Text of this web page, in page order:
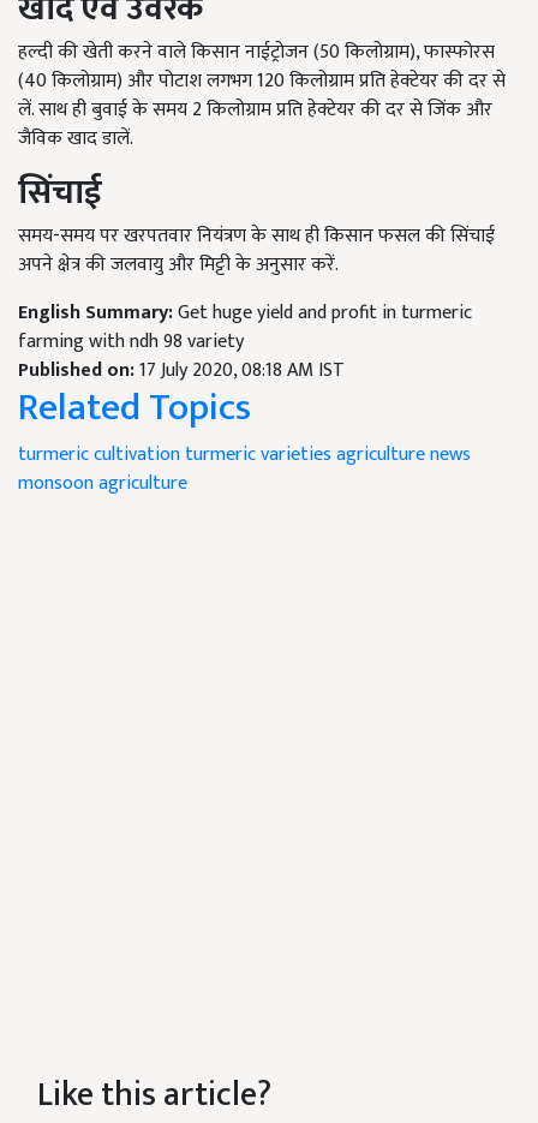
हल्दी की खेती करने वाले किसान नाईट्रोजन (50 किलोग्राम), फास्फोरस
(40 किलोग्राम) और पोटाश लगभग 120 किलोग्राम प्रति हेक्टेयर की दर से
लें. साथ ही बुवाई के समय 2 किलोग्राम प्रति हेक्टेयर की दर से जिंक और
जैविक खाद डालें.
सिंचाई
समय-समय पर खरपतवार नियंत्रण के साथ ही किसान फसल की सिंचाई
अपने क्षेत्र की जलवायु और मिट्टी के अनुसार करें.
English Summary:Get huge yield and profit in turmeric
farming with ndh 98 variety
Published on:17 July 2020, 08:18 AM IST
Related Topics
turmeric cultivationturmeric varietiesagriculture news
monsoon agriculture
Like this article?